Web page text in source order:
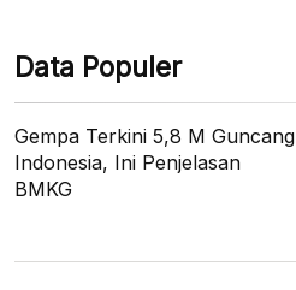
Data Populer
Gempa Terkini 5,8 M Guncang
Indonesia, Ini Penjelasan
BMKG